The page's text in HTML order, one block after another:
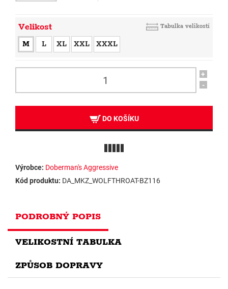
Velikost Tabulka velikostí
M L XL XXL XXXL
+
-
DO KOŠÍKU
Výrobce: Doberman's Aggressive
Kód produktu: DA_MKZ_WOLFTHROAT-BZ116
PODROBNÝ POPIS
VELIKOSTNÍ TABULKA
ZPŮSOB DOPRAVY